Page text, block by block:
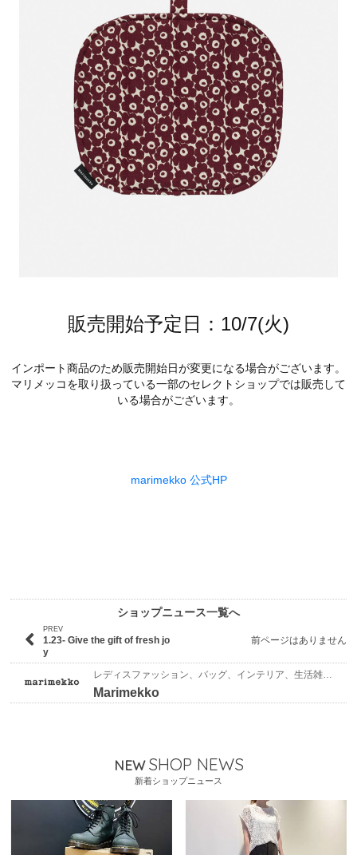
販売開始予定日：10/7(火)
インポート商品のため販売開始日が変更になる場合がございます。
マリメッコを取り扱っている一部のセレクトショップでは販売して
いる場合がございます。
marimekko 公式HP
ショップニュース一覧へ
PREV
1.23- Give the gift of fresh jo
y
前ページはありません
レディスファッション、バッグ、インテリア、生活雑貨、ファッション雑貨
Marimekko
NEW SHOP NEWS
新着ショップニュース